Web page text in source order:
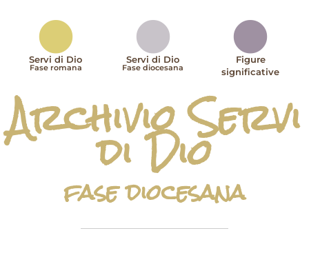
Servi di Dio
Fase romana
Servi di Dio
Fase diocesana
Figure
significative
Archivio Servi
di Dio
fase diocesana